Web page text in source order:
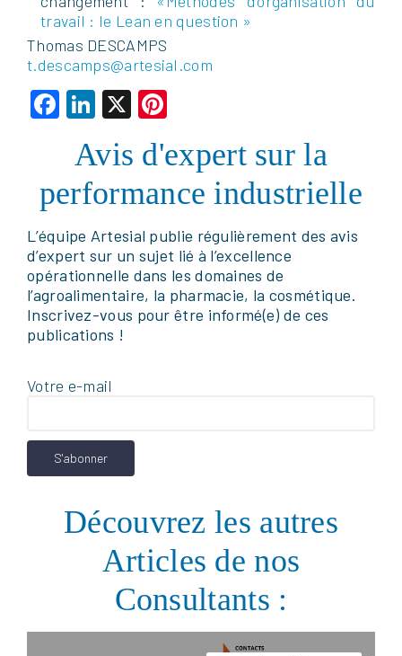
travail : le Lean en question »
Thomas DESCAMPS
t.descamps@artesial.com
Facebook
LinkedIn
X
Avis d'expert sur la
performance industrielle
L’équipe Artesial publie régulièrement des avis
d’expert sur un sujet lié à l’excellence
opérationnelle dans les domaines de
l’agroalimentaire, la pharmacie, la cosmétique.
Inscrivez-vous pour être informé(e) de ces
publications !
Votre e-mail
Découvrez les autres
Articles de nos
Consultants :